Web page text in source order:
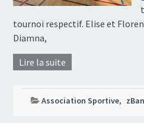
tournoi respectif. Elise et
Diamna,
Lire la suite
Association Sportive,